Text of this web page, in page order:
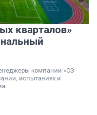
кварталов»
компании «СЗ
испытаниях и